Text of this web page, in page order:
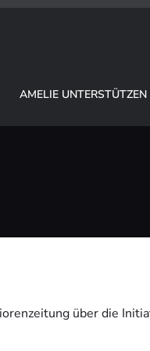
AMELIE UNTERSTÜTZEN
über die